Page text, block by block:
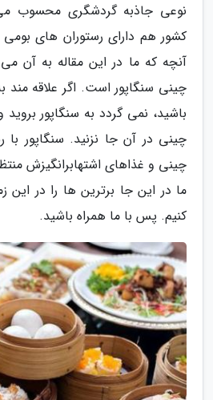
نوعی جاذبه گردشگری محسوب
کشور هم دارای رستوران های
آنچه که ما در این مقاله به آن
چینی سنگاپور است. اگر علاقه
باشید، نمی گردد به سنگاپور
چینی در آن جا نزنید. سنگاپور
چینی و غذاهای اشتهابرانگیزش
ما در این جا برترین ها را در این
کنیم. پس با ما همراه باشید.